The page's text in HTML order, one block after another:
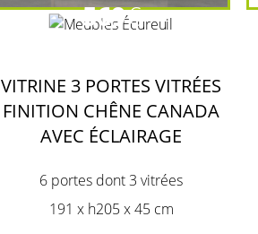
569€
VITRINE 3 PORTES VITRÉES
FINITION CHÊNE CANADA
AVEC ÉCLAIRAGE
6 portes dont 3 vitrées
191 x h205 x 45 cm